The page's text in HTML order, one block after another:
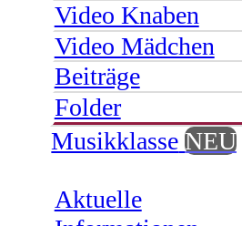
Video Knaben
Video Mädchen
Beiträge
Folder
Musikklasse NEU
Aktuelle